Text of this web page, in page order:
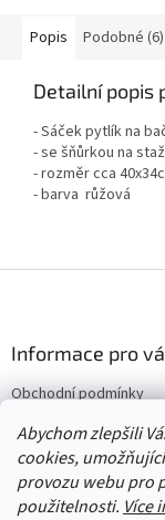
Abychom zlepšili
cookies,
provozu webu pro
použitelnosti. Více
Popis Podobné (6)
Detailní popis
- Sáček pytlík na
- se šňůrkou na
- rozměr cca
- barva růžová
í
Informace pro
Obchodní podmínky
Vrácení/výměna/
Velkoobchod